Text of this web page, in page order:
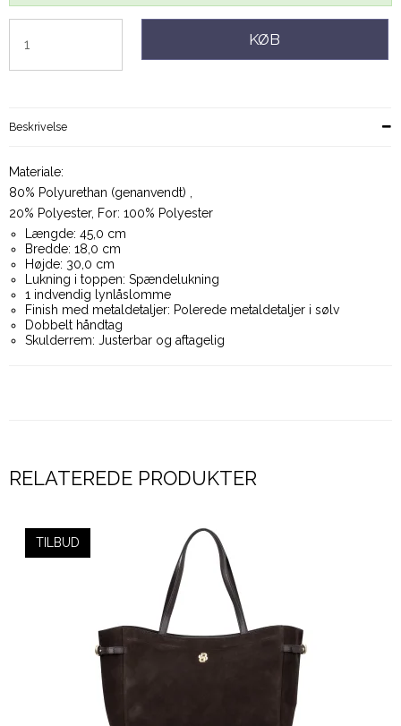
KØB
Beskrivelse
Materiale:
80% Polyurethan (genanvendt) ,
20% Polyester, For: 100% Polyester
Længde: 45,0 cm
Bredde: 18,0 cm
Højde: 30,0 cm
Lukning i toppen: Spændelukning
1 indvendig lynlåslomme
Finish med metaldetaljer: Polerede metaldetaljer i sølv
Dobbelt håndtag
Skulderrem: Justerbar og aftagelig
RELATEREDE PRODUKTER
TILBUD